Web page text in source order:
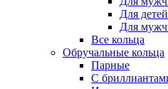
Для детей
Для
Все кольца
Обручальные кольца
Парные
С